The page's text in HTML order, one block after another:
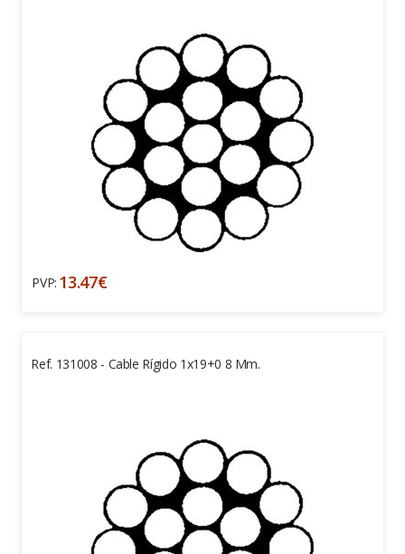
PVP: 13.47€
Ref. 131008 - Cable Rígido 1x19+0 8 Mm.